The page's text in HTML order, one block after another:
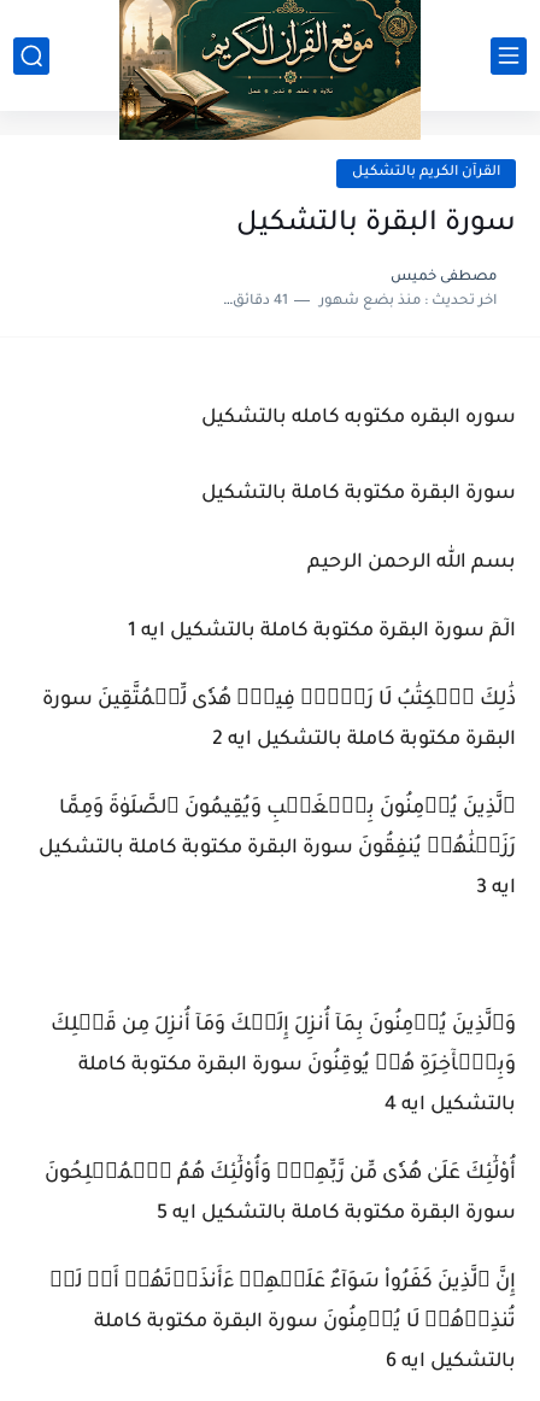
القرآن الكريم بالتشكيل
سورة البقرة بالتشكيل
مصطفى خميس
اخر تحديث :منذ بضع شهور 41 دقائق للقراءة
سوره البقره مكتوبه كامله بالتشكيل
سورة البقرة مكتوبة كاملة بالتشكيل
بسم الله الرحمن الرحيم
الٓمٓ سورة البقرة مكتوبة كاملة بالتشكيل ايه 1
ذَٰلِكَ ٱلۡكِتَٰبُ لَا رَيۡبَۛ فِيهِۛ هُدٗى لِّلۡمُتَّقِينَ سورة
البقرة مكتوبة كاملة بالتشكيل ايه 2
ٱلَّذِينَ يُؤۡمِنُونَ بِٱلۡغَيۡبِ وَيُقِيمُونَ ٱلصَّلَوٰةَ وَمِمَّا
رَزَقۡنَٰهُمۡ يُنفِقُونَ سورة البقرة مكتوبة كاملة بالتشكيل
ايه 3
وَٱلَّذِينَ يُؤۡمِنُونَ بِمَآ أُنزِلَ إِلَيۡكَ وَمَآ أُنزِلَ مِن قَبۡلِكَ
وَبِٱلۡأٓخِرَةِ هُمۡ يُوقِنُونَ سورة البقرة مكتوبة كاملة
بالتشكيل ايه 4
أُوْلَٰٓئِكَ عَلَىٰ هُدٗى مِّن رَّبِّهِمۡۖ وَأُوْلَٰٓئِكَ هُمُ ٱلۡمُفۡلِحُونَ
سورة البقرة مكتوبة كاملة بالتشكيل ايه 5
إِنَّ ٱلَّذِينَ كَفَرُواْ سَوَآءٌ عَلَيۡهِمۡ ءَأَنذَرۡتَهُمۡ أَمۡ لَمۡ
تُنذِرۡهُمۡ لَا يُؤۡمِنُونَ سورة البقرة مكتوبة كاملة
بالتشكيل ايه 6